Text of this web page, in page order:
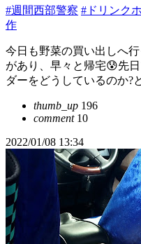
#週間西部警察 #ドリンク
作
今日も野菜の買い出しへ
があり、早々と帰宅😰先
ダーをどうしているのか?
thumb_up 196
comment10
2022/01/08 13:34